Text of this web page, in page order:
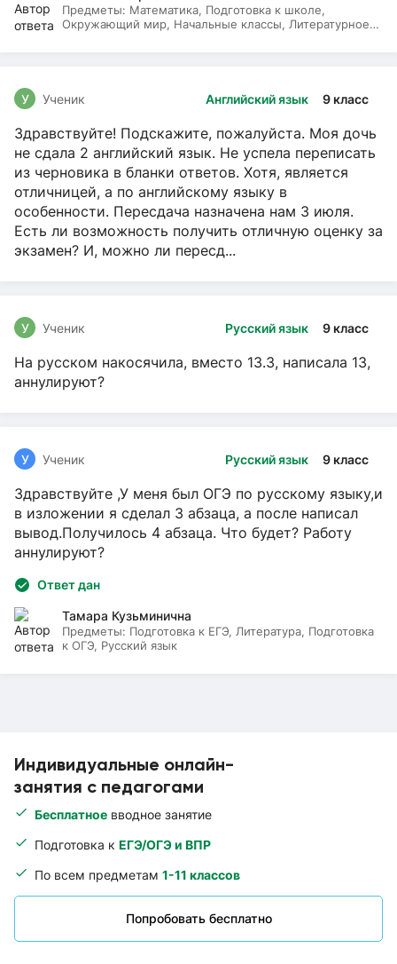
Индивидуальные онлайн-
занятия с педагогами
Бесплатное вводное занятие
Подготовка к ЕГЭ/ОГЭ и ВПР
По всем предметам 1-11 классов
Попробовать бесплатно
Предметы: Математика, Подготовка к школе,
Окружающий мир, Начальные классы, Литературное
Английский язык 9 класс
У Ученик
Здравствуйте! Подскажите, пожалуйста. Моя дочь
не сдала 2 английский язык. Не успела переписать
из черновика в бланки ответов. Хотя, является
отличницей, а по английскому языку в
особенности. Пересдача назначена нам 3 июля.
Есть ли возможность получить отличную оценку за
экзамен? И, можно ли пересд...
Русский язык 9 класс
У Ученик
На русском накосячила, вместо 13.3, написала 13,
аннулируют?
Русский язык 9 класс
У Ученик
Здравствуйте ,У меня был ОГЭ по русскому языку,и
в изложении я сделал 3 абзаца, а после написал
вывод.Получилось 4 абзаца. Что будет? Работу
аннулируют?
Ответ дан
Тамара Кузьминична
Предметы: Подготовка к ЕГЭ, Литература, Подготовка
к ОГЭ, Русский язык